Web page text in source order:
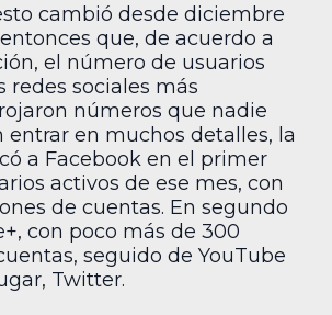
cambió desde diciembre
que, de acuerdo a
el número de usuarios
redes sociales más
números que nadie
entrar en muchos detalles, la
a Facebook en el primer
activos de ese mes, con
de cuentas. En segundo
con poco más de 300
seguido de YouTube
Twitter.